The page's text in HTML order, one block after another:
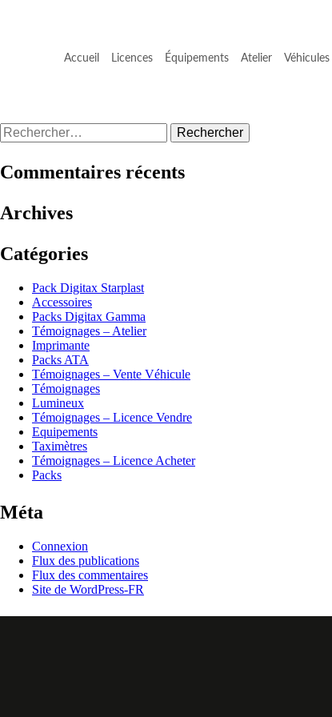
Accueil Licences Équipements Atelier Véhicules
Rechercher :
Commentaires récents
Archives
Catégories
Pack Digitax Starplast
Accessoires
Packs Digitax Gamma
Témoignages – Atelier
Imprimante
Packs ATA
Témoignages – Vente Véhicule
Témoignages
Lumineux
Témoignages – Licence Vendre
Equipements
Taximètres
Témoignages – Licence Acheter
Packs
Méta
Connexion
Flux des publications
Flux des commentaires
Site de WordPress-FR